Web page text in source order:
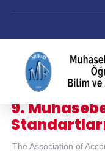
9.
The Association of